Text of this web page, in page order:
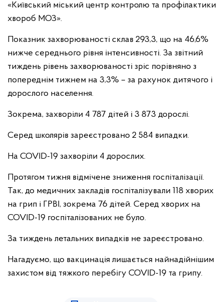
«Київський міський центр контролю та профілактики
хвороб МОЗ».
Показник захворюваності склав 293,3, що на 46,6%
нижче середнього рівня інтенсивності. За звітний
тиждень рівень захворюваності зріс порівняно з
попереднім тижнем на 3,3% – за рахунок дитячого і
дорослого населення.
Зокрема, захворіли 4 787 дітей і 3 873 дорослі.
Серед школярів зареєстровано 2 584 випадки.
На COVID-19 захворіли 4 дорослих.
Протягом тижня відмічене зниження госпіталізації.
Так, до медичних закладів госпіталізували 118 хворих
на грип і ГРВІ, зокрема 76 дітей. Серед хворих на
COVID-19 госпіталізованих не було.
За тиждень летальних випадків не зареєстровано.
Нагадуємо, що вакцинація лишається найнадійнішим
захистом від тяжкого перебігу COVID-19 та грипу.